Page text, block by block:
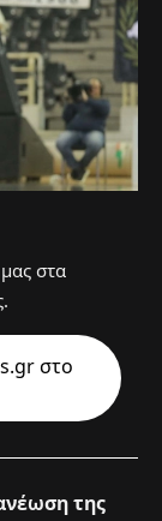
στα
στo
της